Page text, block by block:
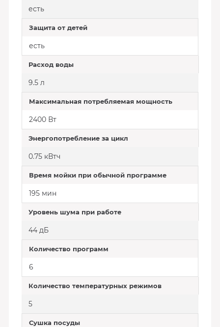
есть
Защита от детей
есть
Расход воды
9.5 л
Максимальная потребляемая мощность
2400 Вт
Энергопотребление за цикл
0.75 кВтч
Время мойки при обычной программе
195 мин
Уровень шума при работе
44 дБ
Количество программ
6
Количество температурных режимов
5
Сушка посуды